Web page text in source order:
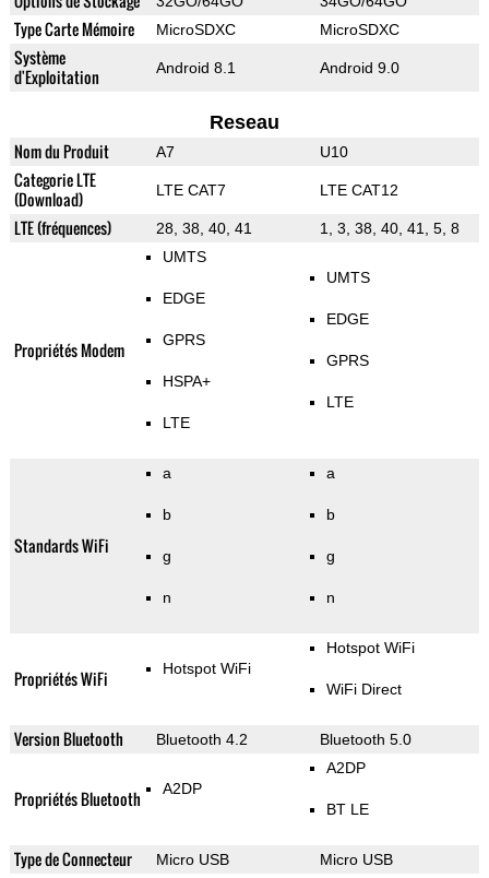
Type Carte Mémoire MicroSDXC MicroSDXC
Système
d'Exploitation
Android 8.1 Android 9.0
Reseau
Nom du Produit A7 U10
Categorie LTE
(Download)
LTE CAT7 LTE CAT12
LTE (fréquences) 28, 38, 40, 41 1, 3, 38, 40, 41, 5, 8
Propriétés Modem
UMTS
EDGE
GPRS
HSPA+
LTE
UMTS
EDGE
GPRS
LTE
Standards WiFi
a
b
g
n
a
b
g
n
Propriétés WiFi Hotspot WiFi
Hotspot WiFi
WiFi Direct
Version Bluetooth Bluetooth 4.2 Bluetooth 5.0
Propriétés Bluetooth A2DP
A2DP
BT LE
Type de Connecteur Micro USB Micro USB